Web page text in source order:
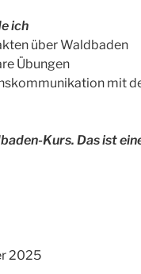
ich
über Waldbaden
Übungen
mit
Kurs. Das ist
2025